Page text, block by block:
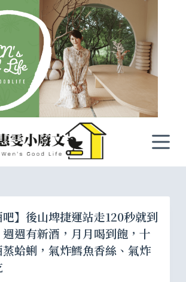
吧】後山埤捷運站走120秒就到
週有新酒，月月喝到飽，十
蛤蜊，氣炸鱈魚香絲、氣炸